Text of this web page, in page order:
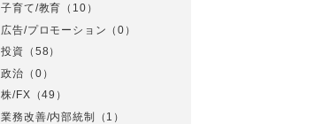
子育て/教育 （10）
広告/プロモーション （0）
投資 （58）
政治 （0）
株/FX （49）
業務改善/内部統制
（1）